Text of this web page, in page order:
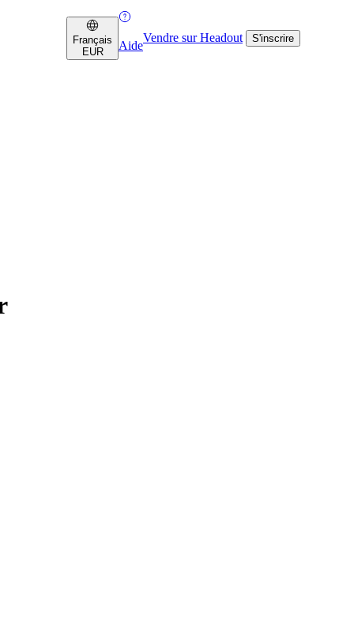
Français
EUR
Aide
Vendre sur Headout S'inscrire